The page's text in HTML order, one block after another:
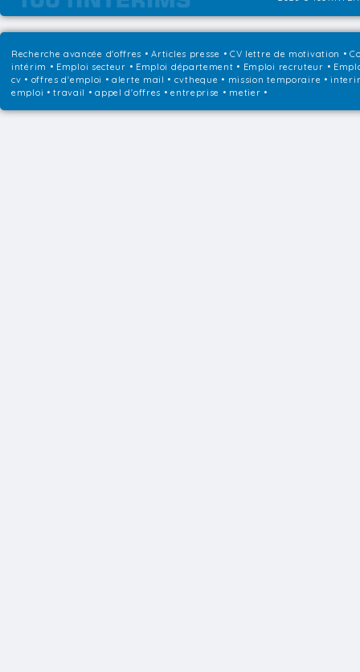
Recherche avancée d'offres •Articles presse • CV lettre de motivation •
intérim • Emploi secteur • Emploi département • Emploi recruteur •
cv • offres d'emploi • alerte mail • cvtheque • mission temporaire •
emploi • travail • appel d'offres • entreprise • metier •